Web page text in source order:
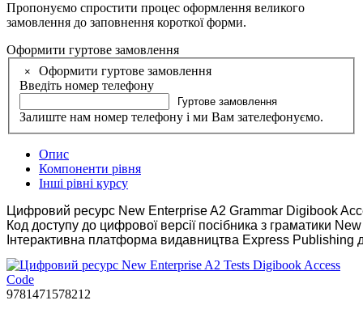
Пропонуємо спростити процес оформлення великого
замовлення до заповнення короткої форми.
Оформити гуртове замовлення
×
Оформити гуртове замовлення
Введіть номер телефону
Гуртове замовлення
Залиште нам номер телефону і ми Вам зателефонуємо.
Опис
Компоненти рівня
Інші рівні курсу
Цифровий ресурс New Enterprise A2 Grammar Digibook
Код доступу до цифрової версії посібника з граматики
Інтерактивна платформа видавництва Express Publishing
9781471578212